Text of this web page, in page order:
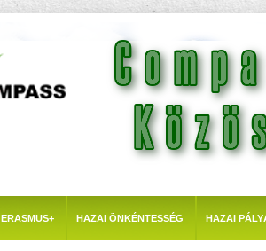
ERASMUS+ HAZAI ÖNKÉNTESSÉG HAZAI